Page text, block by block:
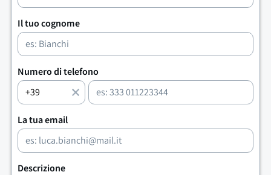
Il tuo cognome
Numero di telefono
La tua email
Descrizione